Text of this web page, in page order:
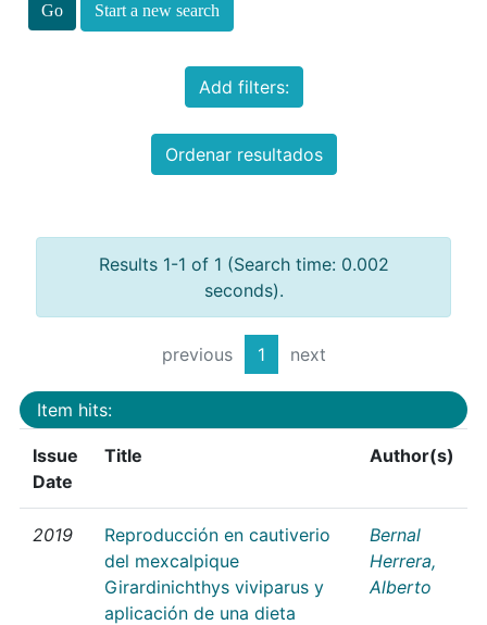
Start a new search
Add filters:
Ordenar resultados
Results 1-1 of 1 (Search time: 0.002
seconds).
previous 1 next
Item hits:
Issue
Date
Title Author(s)
2019
Reproducción en cautiverio
del mexcalpique
Girardinichthys viviparus y
aplicación de una dieta
Bernal
Herrera,
Alberto